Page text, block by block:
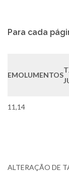
Para cada
EMOLUMENTOS
11,14
ALTERAÇÃO DE